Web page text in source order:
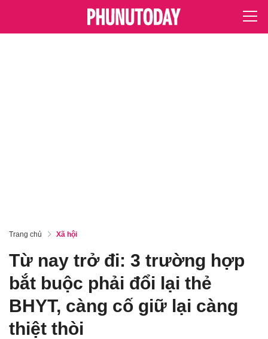
Trang chủ Xã hội
Từ nay trở đi: 3 trường hợp
bắt buộc phải đổi lại thẻ
BHYT, càng cố giữ lại càng
thiệt thòi